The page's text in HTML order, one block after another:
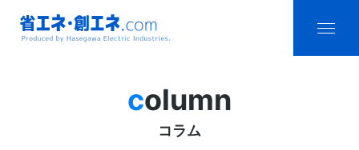
Produced by column
コラム